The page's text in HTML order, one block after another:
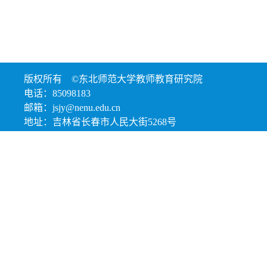
版权所有 ©东北师范大学教师教育研究院
电话：85098183
邮箱：jsjy@nenu.edu.cn
地址：吉林省长春市人民大街5268号